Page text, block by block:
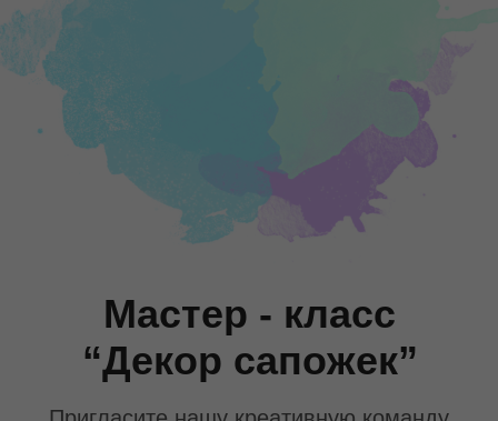
Пригласите нашу креативную команду
мастеров на ваше новогоднее
мастер-класса по декору новогодних
сапожков. Удивите своих гостей
возможностью сделать свою украшенную
обувь, воплощая свои идеи, фантазии и
Мастер - класс
“Декор сапожек”